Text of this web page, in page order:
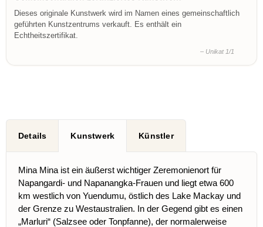
Dieses originale Kunstwerk wird im Namen eines gemeinschaftlich
geführten Kunstzentrums verkauft. Es enthält ein
Echtheitszertifikat.
– Unikat 1/1
Details Kunstwerk Künstler
Mina Mina ist ein äußerst wichtiger Zeremonienort für
Napangardi- und Napanangka-Frauen und liegt etwa 600
km westlich von Yuendumu, östlich des Lake Mackay und
der Grenze zu Westaustralien. In der Gegend gibt es einen
„Marluri“ (Salzsee oder Tonpfanne), der normalerweise